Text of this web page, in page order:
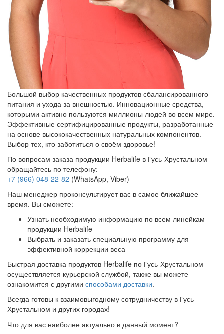
Большой выбор качественных продуктов сбалансированного
питания и ухода за внешностью. Инновационные средства,
которыми активно пользуются миллионы людей во всем мире.
Эффективные сертифицированные продукты, разработанные
на основе высококачественных натуральных компонентов.
Выбор тех, кто заботиться о своём здоровье!
По вопросам заказа продукции Herbalife в Гусь-Хрустальном
обращайтесь по телефону:
+7 (966) 048-22-82 (WhatsApp, Viber)
Наш менеджер проконсультирует вас в самое ближайшее
время. Вы сможете:
Узнать необходимую информацию по всем линейкам
продукции Herbalife
Выбрать и заказать специальную программу для
эффективной коррекции веса
Быстрая доставка продуктов Herbalife по Гусь-Хрустальном
осуществляется курьерской службой, также вы можете
ознакомится с другими способами доставки.
Всегда готовы к взаимовыгодному сотрудничеству в Гусь-
Хрустальном и других городах!
Что для вас наиболее актуально в данный момент?